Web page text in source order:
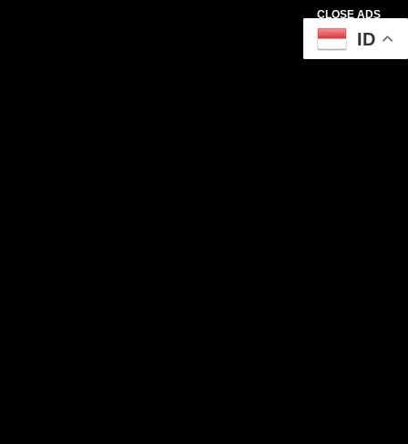
CLOSE ADS
ID